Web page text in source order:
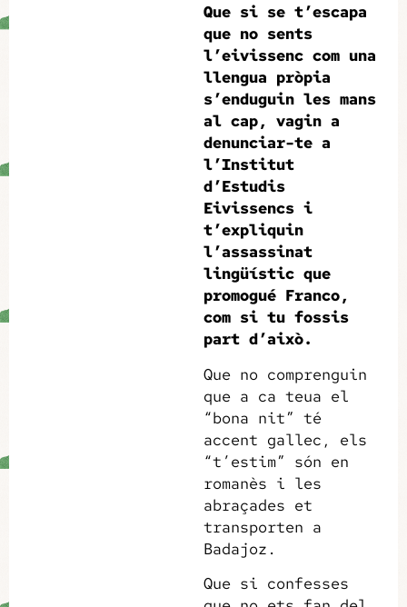
Que si se t’escapa
que no sents
l’eivissenc com una
llengua pròpia
s’enduguin les mans
al cap, vagin a
denunciar-te a
l’Institut
d’Estudis
Eivissencs i
t’expliquin
l’assassinat
lingüístic que
promogué Franco,
com si tu fossis
part d’això.
Que no comprenguin
que a ca teua el
“bona nit” té
accent gallec, els
“t’estim” són en
romanès i les
abraçades et
transporten a
Badajoz.
Que si confesses